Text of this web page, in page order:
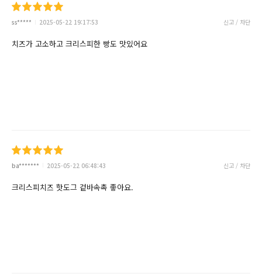
ss***** 2025-05-22 19:17:53 신고 / 차단
치즈가 고소하고 크리스피한 빵도 맛있어요
ba******* 2025-05-22 06:48:43 신고 / 차단
크리스피치즈 핫도그 겉바속촉 좋아요.